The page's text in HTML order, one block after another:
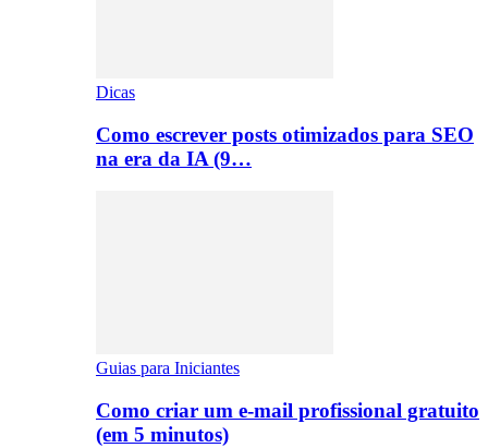
Dicas
Como escrever posts otimizados para SEO
na era da IA (9…
Guias para Iniciantes
Como criar um e-mail profissional gratuito
(em 5 minutos)